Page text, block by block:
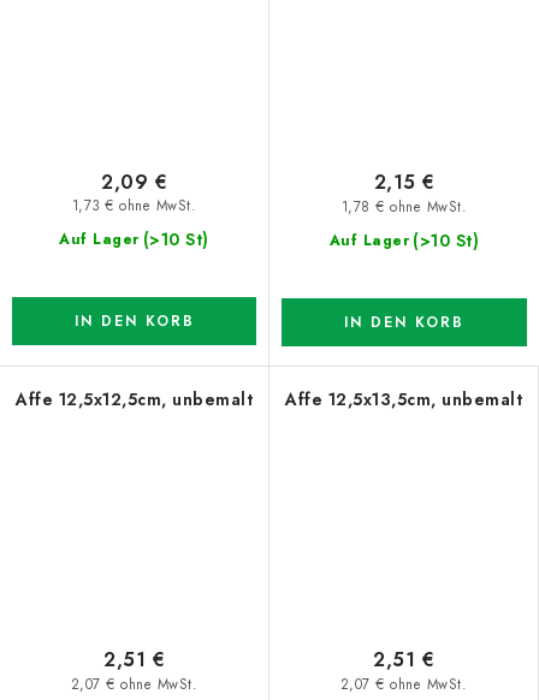
Auf Lager (>10 St)
1,73 € ohne MwSt.
2,09 €
IN DEN KORB
Auf Lager (>10 St)
1,78 € ohne MwSt.
2,15 €
IN DEN KORB
Affe 12,5x12,5cm, unbemalt
2,07 € ohne MwSt.
2,51 €
Affe 12,5x13,5cm, unbemalt
2,07 € ohne MwSt.
2,51 €